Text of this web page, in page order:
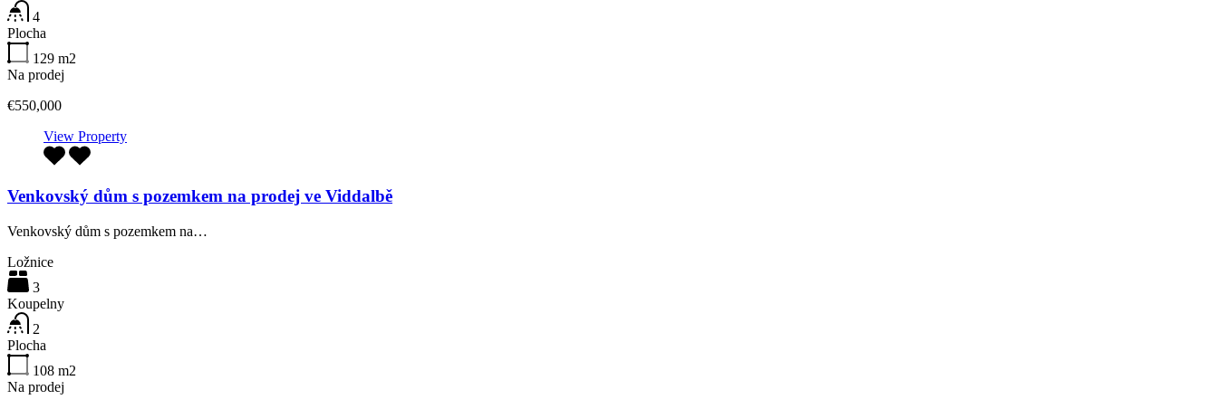
4
Plocha
129 m2
Na prodej
€550,000
View Property
Venkovský dům s pozemkem na prodej ve Viddalbě
Venkovský dům s pozemkem na…
Ložnice
3
Koupelny
2
Plocha
108 m2
Na prodej